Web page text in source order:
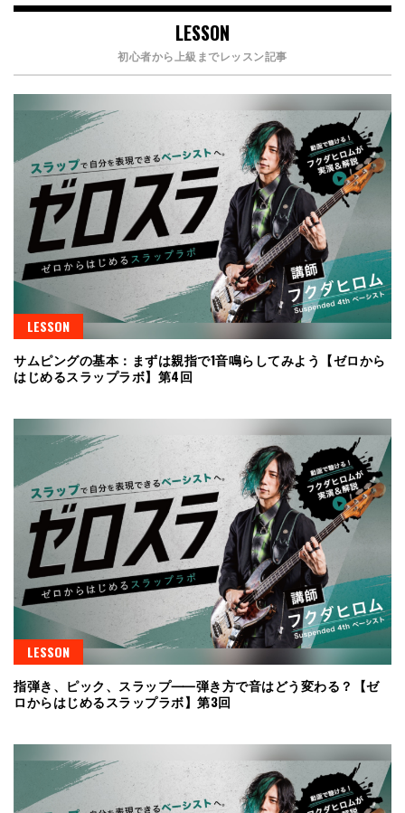
LESSON
初心者から上級までレッスン記事
LESSON
サムピングの基本：まずは親指で1音鳴らしてみよう【ゼロから
はじめるスラップラボ】第4回
LESSON
指弾き、ピック、スラップ⸺弾き方で音はどう変わる？【ゼ
ロからはじめるスラップラボ】第3回